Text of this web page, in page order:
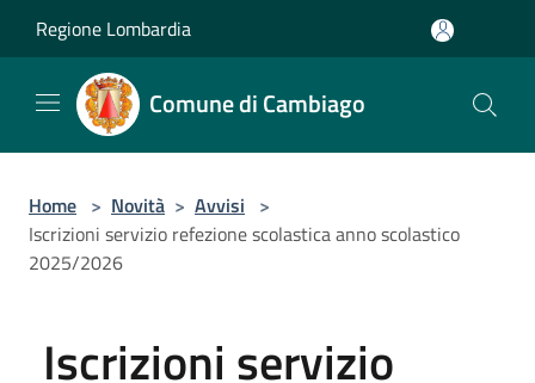
Regione Lombardia
Comune di Cambiago
Home > Novità > Avvisi >
Iscrizioni servizio refezione scolastica anno scolastico
2025/2026
Iscrizioni servizio